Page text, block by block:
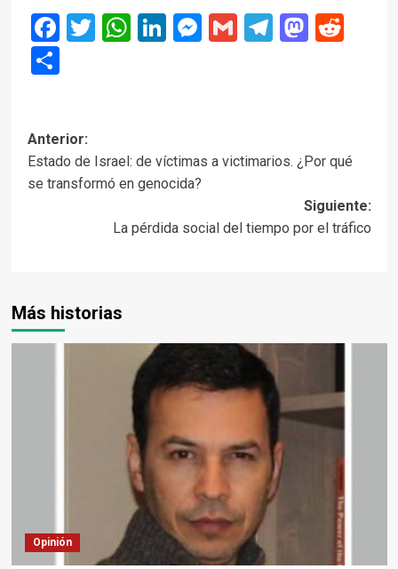
Facebook
Twitter
WhatsApp
LinkedIn
Messenger
GmailTelegram
Compartir
Navegación
de
Anterior:
Estado de Israel: de víctimas a victimarios. ¿Por qué
se transformó en genocida?
Siguiente:
La pérdida social del tiempo por el tráfico
Más historias
Opinión